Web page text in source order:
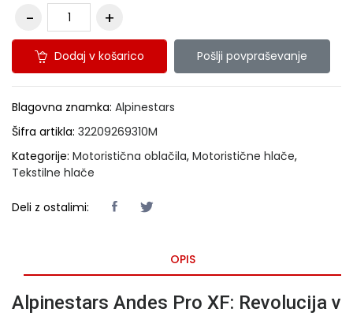
Dodaj v košarico Pošlji povpraševanje
Blagovna znamka: Alpinestars
Šifra artikla: 32209269310M
Kategorije: Motoristična oblačila, Motoristične hlače,
Tekstilne hlače
Deli z ostalimi:
OPIS
Alpinestars Andes Pro XF: Revolucija v